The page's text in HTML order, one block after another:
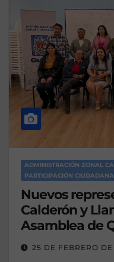
ADMINISTRACIÓN ZONAL
PARTICIPACIÓN CIUDADANA
Nuevos
Calderón y
Asamblea de
25 DE FEBRERO